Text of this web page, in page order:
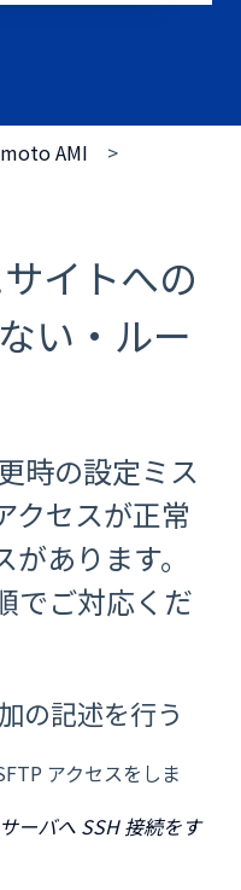
AMI
イトへの
い・ルー
時の設定ミス
クセスが正常
あります。
でご対応くだ
の記述を行う
アクセスをしま
ーバへ SSH 接続をす